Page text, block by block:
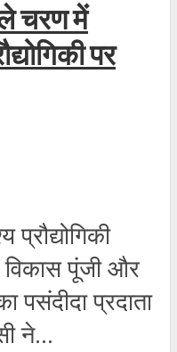
चरण में
पर
प्रौद्योगिकी
विकास पूंजी और
पसंदीदा प्रदाता
ने...